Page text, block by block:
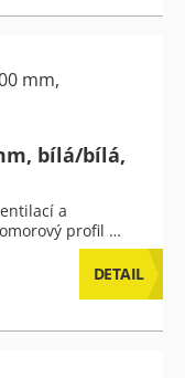
bílá/bílá,
a
profil …
DETAIL